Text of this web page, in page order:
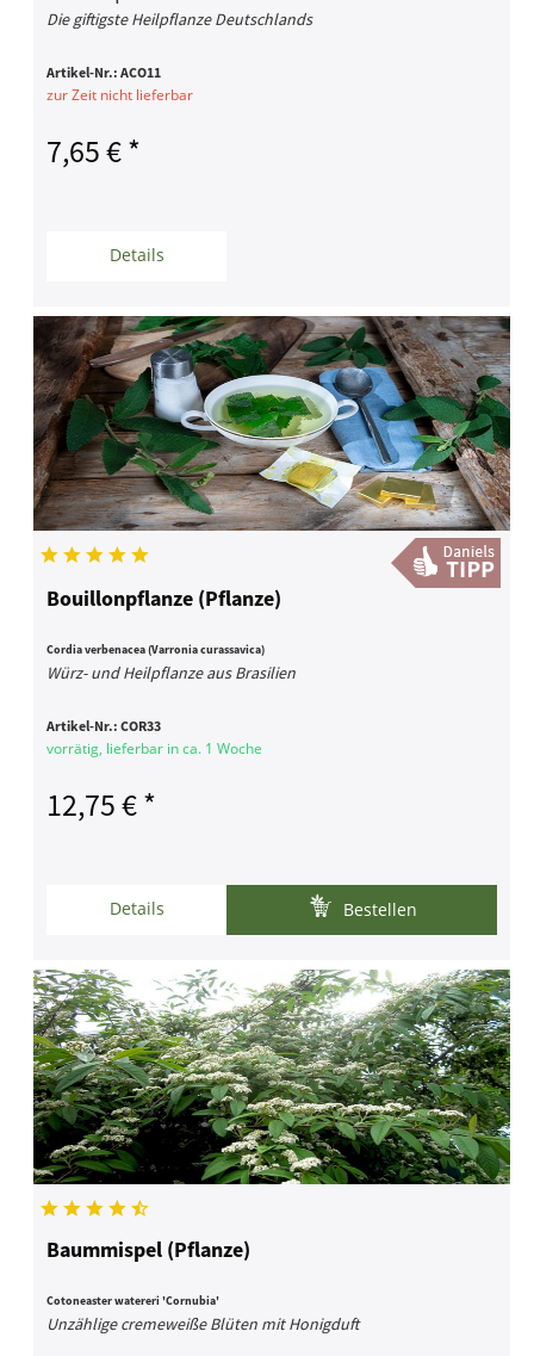
Die giftigste Heilpflanze Deutschlands
Artikel-Nr.:ACO11
zur Zeit nicht lieferbar
7,65 € *
Details
Bouillonpflanze (Pflanze)
Cordia verbenacea (Varronia curassavica)
Würz- und Heilpflanze aus Brasilien
Artikel-Nr.:COR33
vorrätig, lieferbar in ca. 1 Woche
12,75 € *
Details Bestellen
Baummispel (Pflanze)
Cotoneaster watereri 'Cornubia'
Unzählige cremeweiße Blüten mit Honigduft